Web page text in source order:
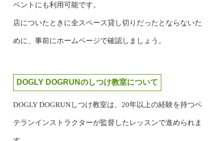
ベントにも利用可能です。
店についたときに全スペース貸し切りだったとならないた
めに、事前にホームページで確認しましょう。
DOGLY DOGRUNのしつけ教室について
DOGLY DOGRUNしつけ教室は、20年以上の経験を持つベ
テランインストラクターが監督したレッスンで進められま